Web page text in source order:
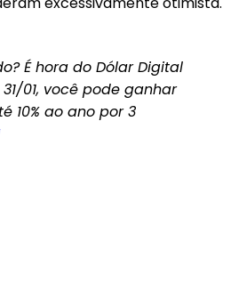
É hora do Dólar Digital
01, você pode ganhar
10% ao ano por 3